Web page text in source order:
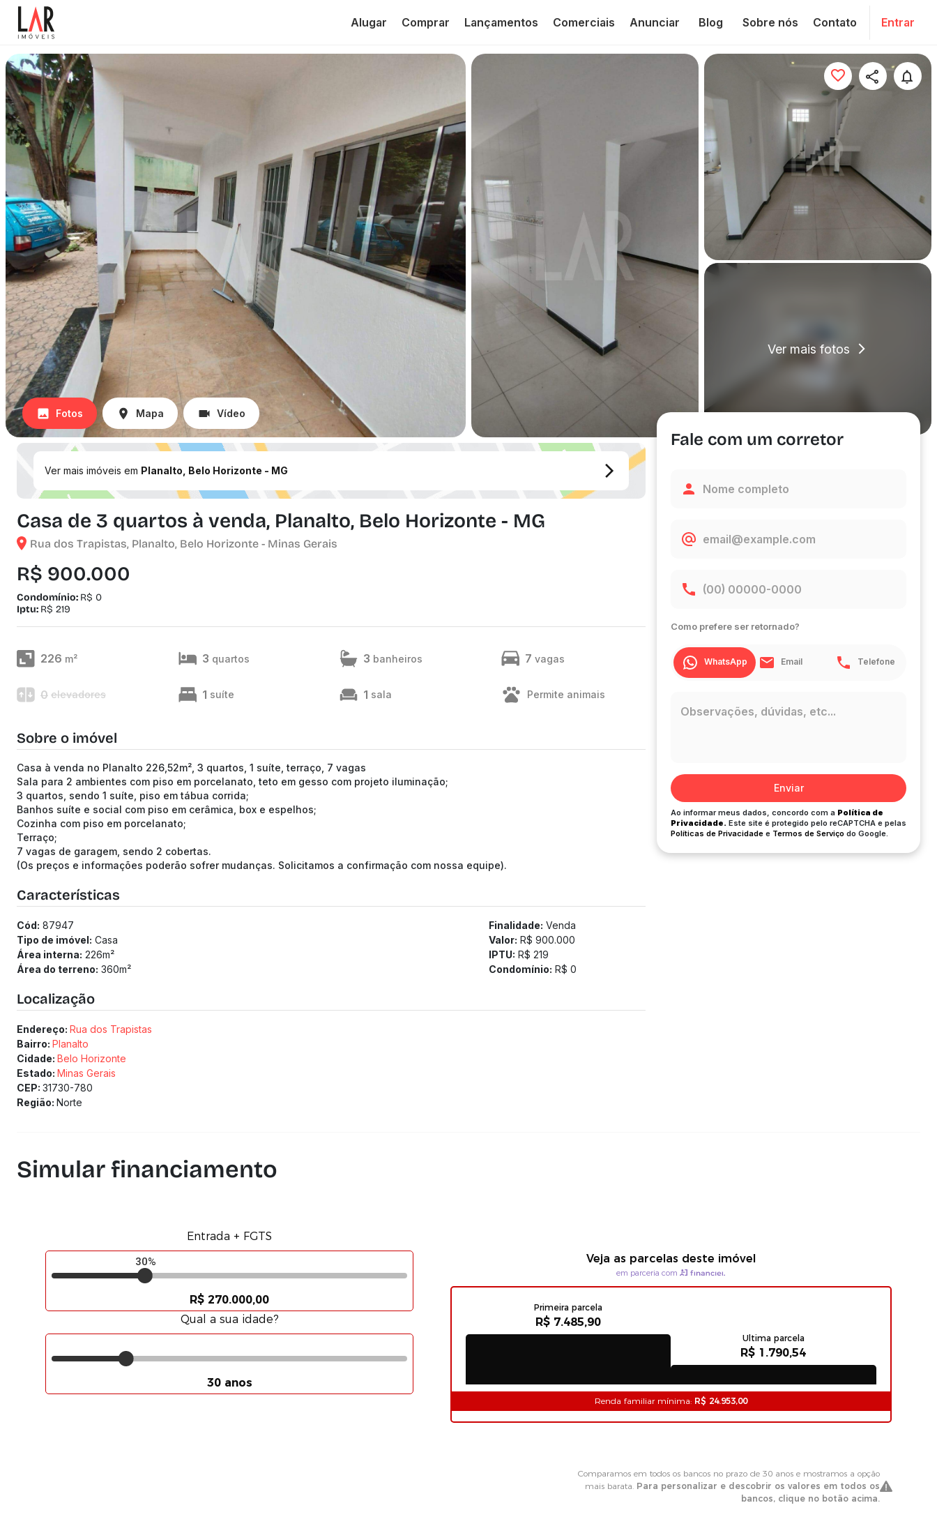
Alugar Comprar Lançamentos Comerciais Anunciar Blog Sobre nós Contato Entrar
Ver mais fotos
Fotos Mapa Vídeo
Ver mais imóveis em Planalto, Belo Horizonte - MG
Casa de 3 quartos à venda, Planalto, Belo Horizonte - MG
Rua dos Trapistas, Planalto, Belo Horizonte - Minas Gerais
R$ 900.000
Condomínio: R$ 0
Iptu: R$ 219
226 m² 3 quartos 3 banheiros 7 vagas
0 elevadores 1 suíte 1 sala Permite animais
Sobre o imóvel
Casa à venda no Planalto 226,52m², 3 quartos, 1 suíte, terraço, 7 vagas
Sala para 2 ambientes com piso em porcelanato, teto em gesso com projeto iluminação;
3 quartos, sendo 1 suíte, piso em tábua corrida;
Banhos suíte e social com piso em cerâmica, box e espelhos;
Cozinha com piso em porcelanato;
Terraço;
7 vagas de garagem, sendo 2 cobertas.
(Os preços e informações poderão sofrer mudanças. Solicitamos a confirmação com nossa equipe).
Características
Cód: 87947
Tipo de imóvel: Casa
Área interna: 226m²
Área do terreno: 360m²
Finalidade: Venda
Valor: R$ 900.000
IPTU: R$ 219
Condomínio: R$ 0
Localização
Endereço: Rua dos Trapistas
Bairro: Planalto
Cidade: Belo Horizonte
Estado: Minas Gerais
CEP: 31730-780
Região: Norte
Fale com um corretor
Como prefere ser retornado?
WhatsApp Email Telefone
Enviar
Ao informar meus dados, concordo com a Política de
Privacidade. Este site é protegido pelo reCAPTCHA e pelas
Políticas de Privacidade e Termos de Serviço do Google.
Simular financiamento